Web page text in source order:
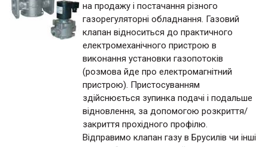
на продажу і постачання різного
газорегуляторні обладнання. Газовий
клапан відноситься до практичного
електромеханічного пристрою в
виконання установки газопотоків
(розмова йде про електромагнітний
пристрою). Пристосуванням
здійснюється зупинка подачі і подальше
відновлення, за допомогою розкриття/
закриття прохідного профілю.
Відправимо клапан газу в Брусилів чи інші